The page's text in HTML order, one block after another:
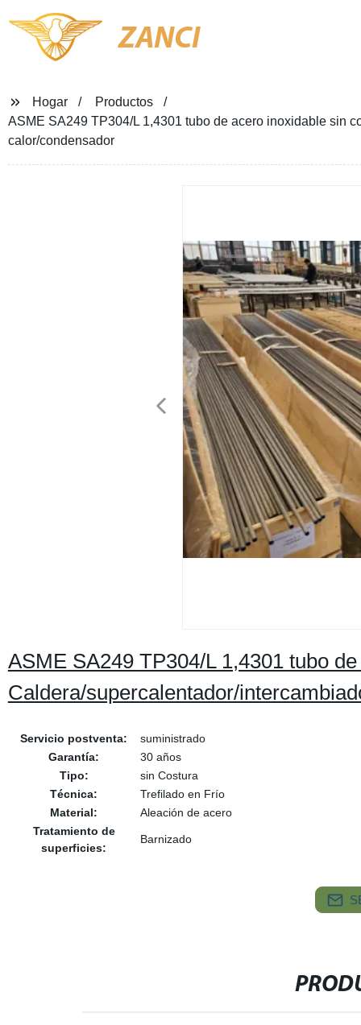
ZANCI
Hogar
Productos
ASME SA249 TP304/L 1,4301 tubo de acero inoxidable sin
calor/condensador
ASME SA249 TP304/L 1,4301 tubo
Caldera/supercalentador/
Servicio postventa:
suministrado
Garantía:
30 años
Tipo:
sin Costura
Técnica:
Trefilado en Frío
Material:
Aleación de acero
Tratamiento de
superficies:
Barnizado